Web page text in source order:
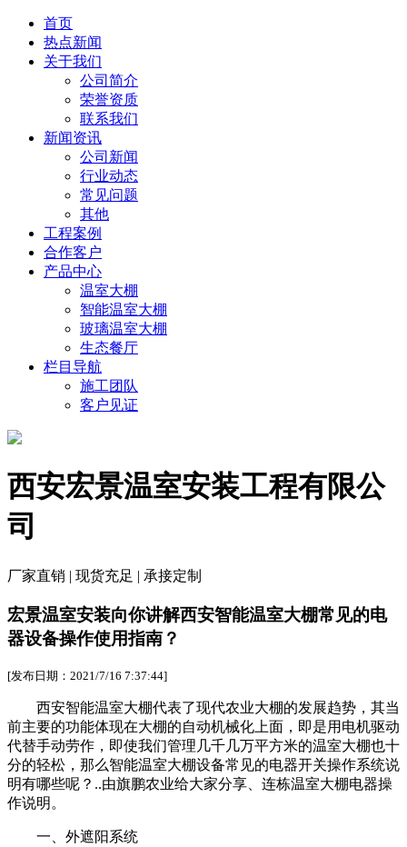
首页
热点新闻
关于我们
公司简介
荣誉资质
联系我们
新闻资讯
公司新闻
行业动态
常见问题
其他
工程案例
合作客户
产品中心
温室大棚
智能温室大棚
玻璃温室大棚
生态餐厅
栏目导航
施工团队
客户见证
西安宏景温室安装工程有限公
司
厂家直销 | 现货充足 | 承接定制
宏景温室安装向你讲解西安智能温室大棚常见的电
器设备操作使用指南？
[发布日期：2021/7/16 7:37:44]
西安智能温室大棚代表了现代农业大棚的发展趋势，其当
前主要的功能体现在大棚的自动机械化上面，即是用电机驱动
代替手动劳作，即使我们管理几千几万平方米的温室大棚也十
分的轻松，那么智能温室大棚设备常见的电器开关操作系统说
明有哪些呢？..由旗鹏农业给大家分享、连栋温室大棚电器操
作说明。
一、外遮阳系统